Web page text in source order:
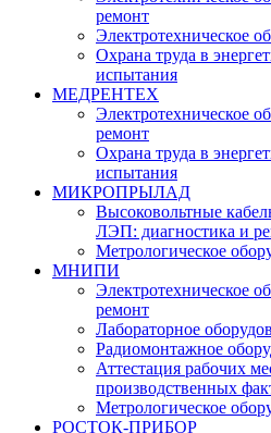
ремонт
Электротехническое
Охрана труда в
испытания
МЕДРЕНТЕХ
Электротехническое
ремонт
Охрана труда в
испытания
МИКРОПРЫЛАД
Высоковольтные
ЛЭП: диагностика и
Метрологическое
МНИПИ
Электротехническое
ремонт
Лабораторное
Радиомонтажное
Аттестация рабочих
производственных
Метрологическое
РОСТОК-ПРИБОР